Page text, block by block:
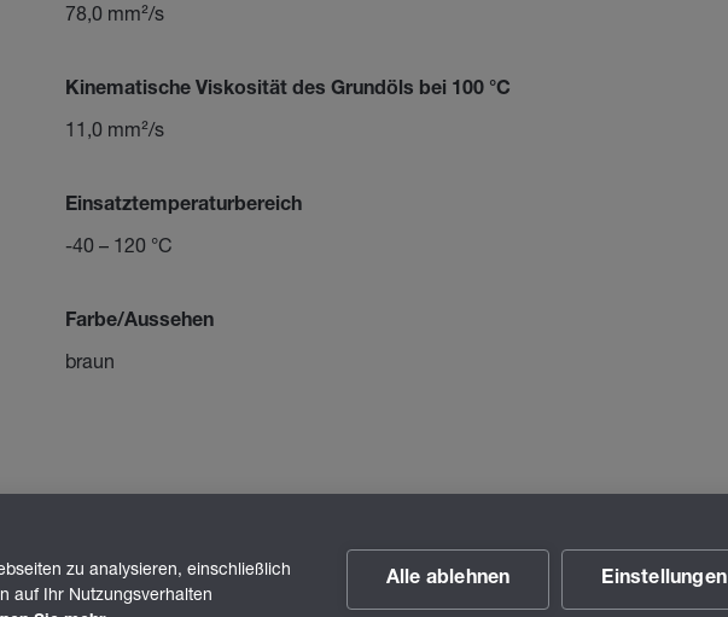
78,0 mm²/s
Kinematische Viskosität des Grundöls bei 100 °C
11,0 mm²/s
Einsatztemperaturbereich
-40 – 120 °C
Farbe/Aussehen
braun
zu analysieren, einschließlich
auf Ihr Nutzungsverhalten
Alle ablehnen Einstellungen